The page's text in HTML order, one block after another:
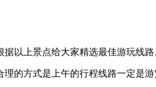
以上景点给大家精选最佳游玩线路
的方式是上午的行程线路一定是游